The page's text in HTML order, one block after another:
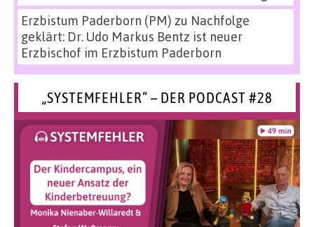
Erzbistum Paderborn (PM) zu Nachfolge
geklärt: Dr. Udo Markus Bentz ist neuer
Erzbischof im Erzbistum Paderborn
„SYSTEMFEHLER“ – DER PODCAST #28